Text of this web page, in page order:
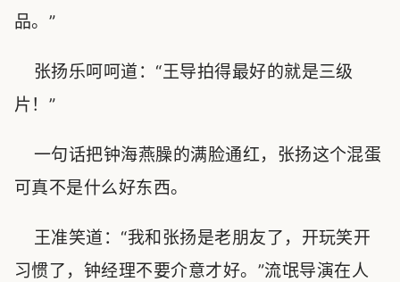
品。”
张扬乐呵呵道：“王导拍得最好的就是三级
片！”
一句话把钟海燕臊的满脸通红，张扬这个混蛋
可真不是什么好东西。
王准笑道：“我和张扬是老朋友了，开玩笑开
习惯了，钟经理不要介意才好。”流氓导演在人